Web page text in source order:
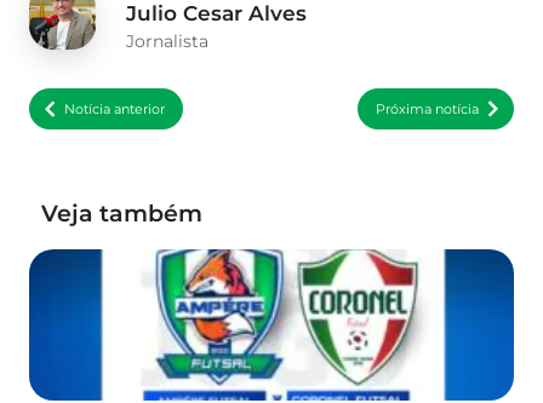
Julio Cesar Alves
Jornalista
Notícia anterior Próxima notícia
Veja também